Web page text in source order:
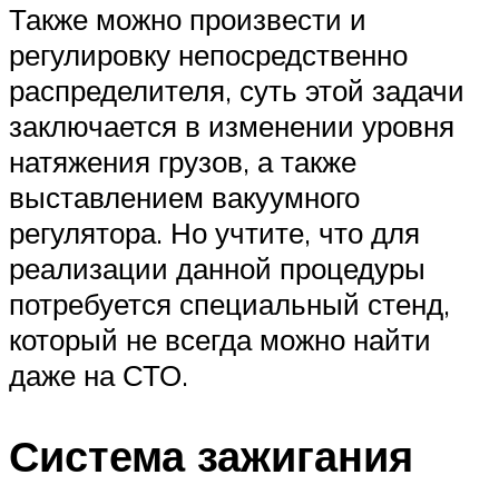
Также можно произвести и
регулировку непосредственно
распределителя, суть этой задачи
заключается в изменении уровня
натяжения грузов, а также
выставлением вакуумного
регулятора. Но учтите, что для
реализации данной процедуры
потребуется специальный стенд,
который не всегда можно найти
даже на СТО.
Система зажигания